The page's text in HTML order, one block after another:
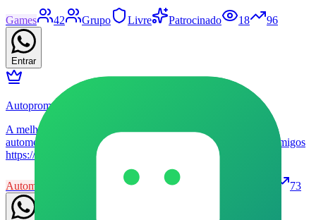
Games 42 Grupo Livre Patrocinado 18 96
Entrar
Autopromos VIP 🚗🏁
A melhor comunidade de promoções relacionadas ao mundo
automotivo, venha economizar com a gente!! Adicione seus amigos
https://chat.whatsapp.com/GrXkGdcqm3eFH1kZ9fWeIB
Automóveis Grupo Livre 73